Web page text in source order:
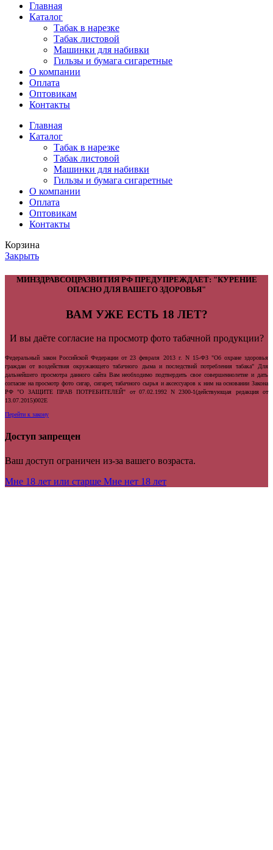
Главная
Каталог
Табак в нарезке
Табак листовой
Машинки для набивки
Гильзы и бумага сигаретные
О компании
Оплата
Оптовикам
Контакты
Главная
Каталог
Табак в нарезке
Табак листовой
Машинки для набивки
Гильзы и бумага сигаретные
О компании
Оплата
Оптовикам
Контакты
Корзина
Закрыть
МИНЗДРАВСОЦРАЗВИТИЯ РФ ПРЕДУПРЕЖДАЕТ: "КУРЕНИЕ
ОПАСНО ДЛЯ ВАШЕГО ЗДОРОВЬЯ"
ВАМ УЖЕ ЕСТЬ 18 ЛЕТ?
И вы даёте согласие на просмотр фото табачной продукции?
Федеральный закон Российской Федерации от 23 февраля 2013 г. N 15-ФЗ "Об охране здоровья
граждан от воздействия окружающего табачного дыма и последствий потребления табака" Для
дальнейшего просмотра данного сайта Вам необходимо подтвердить свое совершеннолетие и дать
согласие на просмотр фото сигар, сигарет, табачного сырья и аксессуаров к ним на основании Закона
РФ "О ЗАЩИТЕ ПРАВ ПОТРЕБИТЕЛЕЙ" от 07.02.1992 N 2300-1(действующая редакция от
13.07.2015)002E
Перейти к закону
Доступ запрещен
Ваш доступ ограничен из-за вашего возраста.
Мне 18 лет или старше Мне нет 18 лет